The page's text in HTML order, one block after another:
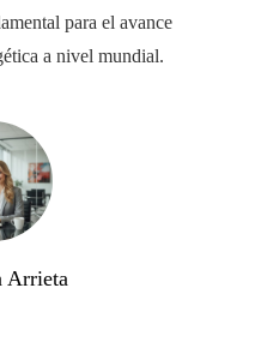
para el avance
a nivel mundial.
Arrieta